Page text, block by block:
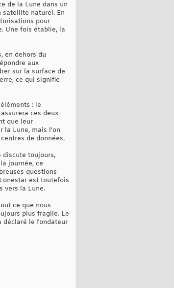
de la Lune dans un
naturel. En
pour
Une fois établie, la
en dehors du
aux
sur la surface de
ce qui signifie
: le
ces deux
que leur
la Lune, mais l'on
de données.
discute toujours,
journée, ce
questions
est toutefois
vers la Lune.
ce que nous
plus fragile. Le
déclaré le fondateur